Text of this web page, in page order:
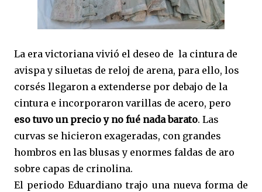
La era victoriana vivió el deseo de la cintura de
avispa y siluetas de reloj de arena, para ello, los
corsés llegaron a extenderse por debajo de la
cintura e incorporaron varillas de acero, pero
eso tuvo un precio y no fué nada barato. Las
curvas se hicieron exageradas, con grandes
hombros en las blusas y enormes faldas de aro
sobre capas de crinolina.
El periodo Eduardiano trajo una nueva forma de